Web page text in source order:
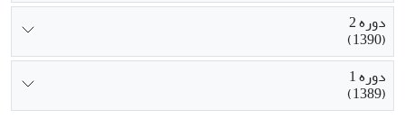
دوره 2
(1390)
دوره 1
(1389)